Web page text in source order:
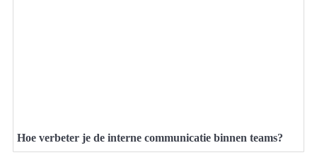
Hoe verbeter je de interne communicatie binnen teams?